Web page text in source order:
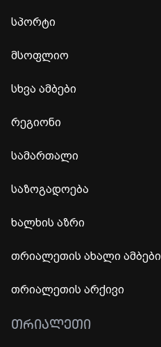
სპორტი
მსოფლიო
სხვა ამბები
რეგიონი
სამართალი
საზოგადოება
ხალხის აზრი
თრიალეთის ახალი ამბები
თრიალეთის არქივი
ᲗᲠᲘᲐᲚᲔᲗᲘ